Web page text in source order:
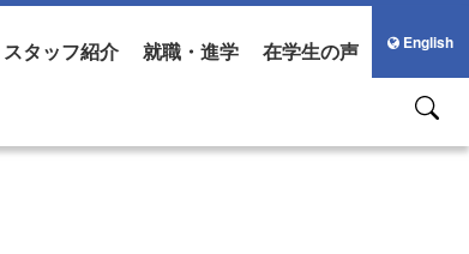
English
スタッフ紹介 就職・進学 在学生の声